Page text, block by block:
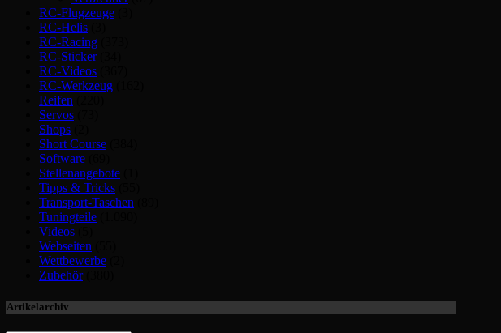
RC-Flugzeuge
RC-Helis
RC-Racing
RC-Sticker(34)
RC-Videos
RC-Werkzeug
Reifen
Servos
Shops
Short Course
Software
Stellenangebote
Tipps & Tricks
Transport-Taschen
Tuningteile
Videos
Webseiten
Wettbewerbe
Zubehör(380)
Artikelarchiv